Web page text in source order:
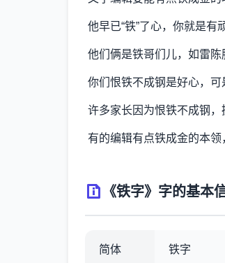
他早已“铁”了心，你就是有
他们俩是铁哥们儿，如雷陈
你们恨铁不成钢是好心，可
许多家长因为恨铁不成钢，
有的编辑有点铁成金的本领
《铁字》字的基本
简体 铁字